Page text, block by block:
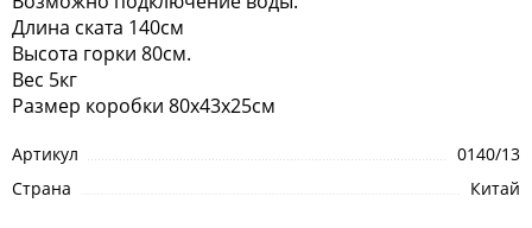
Длина ската 140см
Высота горки 80см.
Вес 5кг
Размер коробки 80х43х25см
Артикул
0140/13
Страна
Китай